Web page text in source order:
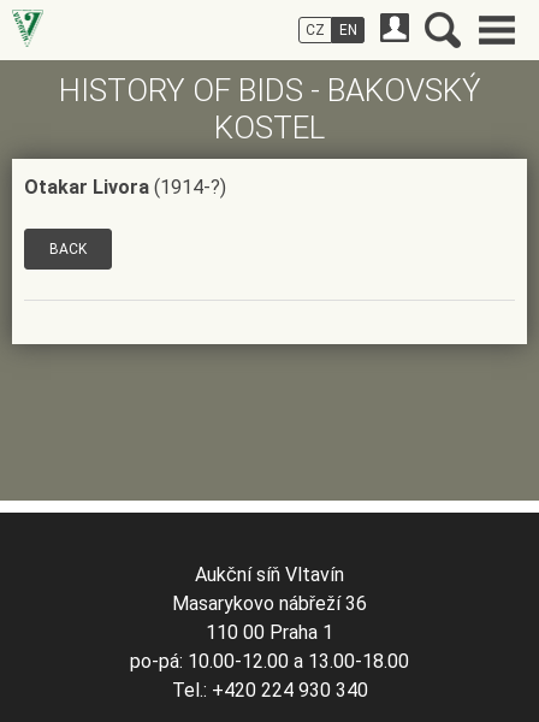
HISTORY OF BIDS - BAKOVSKÝ
KOSTEL
Otakar Livora (1914-?)
BACK
CZ EN
Aukční síň Vltavín
Masarykovo nábřeží 36
110 00 Praha 1
po-pá: 10.00-12.00 a 13.00-18.00
Tel.: +420 224 930 340